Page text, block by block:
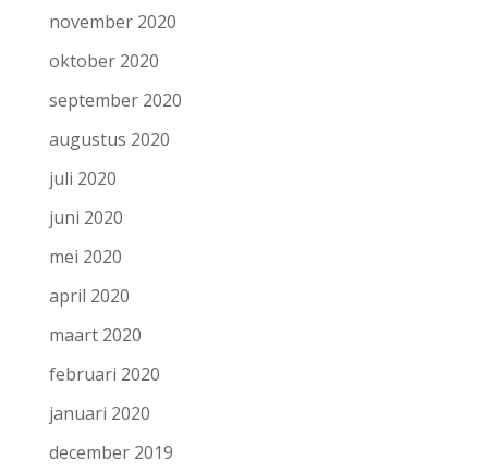
november 2020
oktober 2020
september 2020
augustus 2020
juli 2020
juni 2020
mei 2020
april 2020
maart 2020
februari 2020
januari 2020
december 2019